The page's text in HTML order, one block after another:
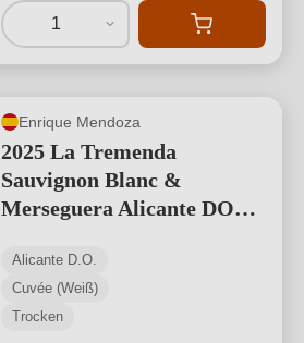
1
Enrique Mendoza
2025 La Tremenda
Sauvignon Blanc &
Merseguera Alicante DO
Alicante D.O.
Cuvée (Weiß)
Trocken